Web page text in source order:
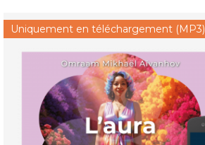
Uniquement en téléchargement (MP3)